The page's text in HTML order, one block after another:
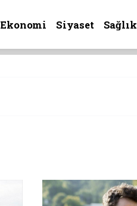
Ekonomi Siyaset Sağlık